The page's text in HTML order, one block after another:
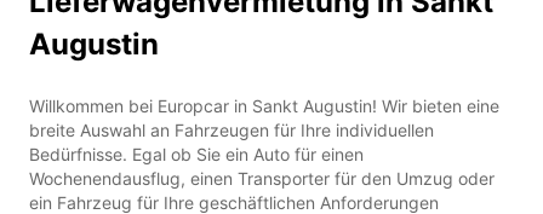
Augustin
Willkommen bei Europcar in Sankt Augustin! Wir bieten eine
breite Auswahl an Fahrzeugen für Ihre individuellen
Bedürfnisse. Egal ob Sie ein Auto für einen
Wochenendausflug, einen Transporter für den Umzug oder
ein Fahrzeug für Ihre geschäftlichen Anforderungen